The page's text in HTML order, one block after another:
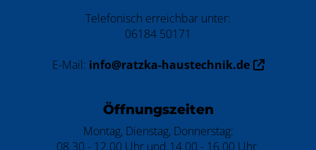
Telefonisch erreichbar unter:
06184 50171
E-Mail: info@ratzka-haustechnik.de
Öffnungszeiten
Montag, Dienstag, Donnerstag:
08.30 - 12.00 Uhr und 14.00 - 16.00 Uhr